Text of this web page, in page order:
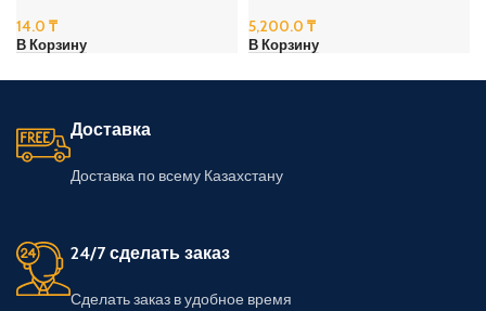
14.0 ₸
В Корзину
5,200.0 ₸
В Корзину
Доставка
Доставка по всему Казахстану
24/7 сделать заказ
Сделать заказ в удобное время